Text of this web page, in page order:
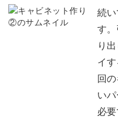
土台に使用する材料
土台の前面を組み立て
引き出しを入れる底
続
す
り
イ
回
い
必要